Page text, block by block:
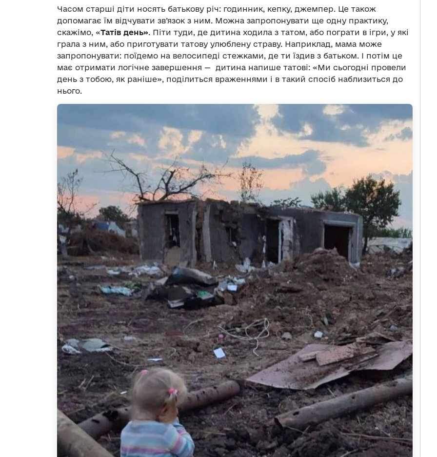
Часом старші діти носять батькову річ: годинник, кепку, джемпер. Це також
допомагає їм відчувати зв’язок з ним. Можна запропонувати ще одну практику,
скажімо, «Татів день». Піти туди, де дитина ходила з татом, або пограти в ігри, у які
грала з ним, або приготувати татову улюблену страву. Наприклад, мама може
запропонувати: поїдемо на велосипеді стежками, де ти їздив з батьком. І потім це
має отримати логічне завершення — дитина напише татові: «Ми сьогодні провели
день з тобою, як раніше», поділиться враженнями і в такий спосіб наблизиться до
нього.